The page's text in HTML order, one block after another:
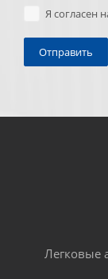
Я согласен
Легковые